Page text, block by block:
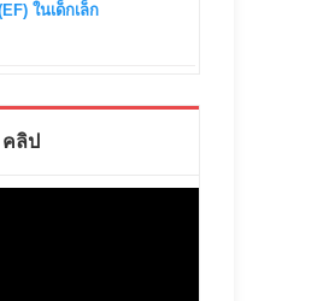
ในเด็กเล็ก
คลิป